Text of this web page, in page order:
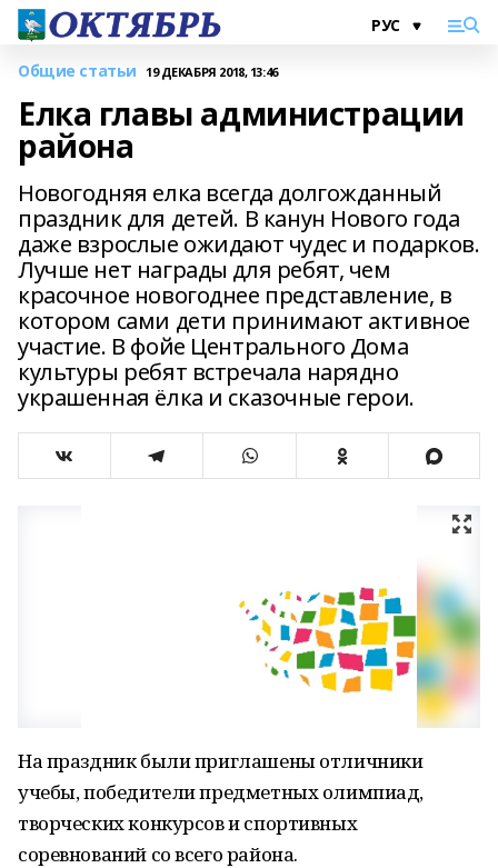
Общие статьи 19 ДЕКАБРЯ 2018, 13:46
Елка главы администрации
района
Новогодняя елка всегда долгожданный
праздник для детей. В канун Нового года
даже взрослые ожидают чудес и подарков.
Лучше нет награды для ребят, чем
красочное новогоднее представление, в
котором сами дети принимают активное
участие. В фойе Центрального Дома
культуры ребят встречала нарядно
украшенная ёлка и сказочные герои.
На праздник были приглашены отличники
учебы, победители предметных олимпиад,
творческих конкурсов и спортивных
соревнований со всего района.